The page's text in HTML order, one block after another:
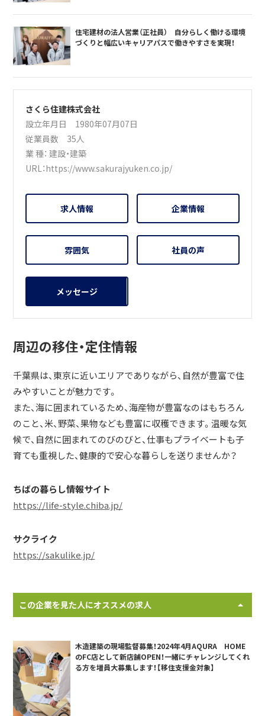
住宅建材の法人営業（正社員） 自分らしく働ける環境
づくりと幅広いキャリアパスで働きやすさを実現！
さくら住建株式会社
設立年月日 1980年07月07日
従業員数 35人
業 種：建設・建築
URL：https://www.sakurajyuken.co.jp/
求人情報 企業情報
雰囲気 社員の声
メッセージ
周辺の移住・定住情報
千葉県は、東京に近いエリアでありながら、自然が豊富で住
みやすいことが魅力です。
また、海に囲まれているため、海産物が豊富なのはもちろん
のこと、米、野菜、果物なども豊富に収穫できます。温暖な気
候で、自然に囲まれてのびのびと、仕事もプライベートも子
育ても重視した、健康的で安心な暮らしを送りませんか？
ちばの暮らし情報サイト
https://life-style.chiba.jp/
サクライク
https://sakulike.jp/
この企業を見た人にオススメの求人
木造建築の現場監督募集！2024年4月AQURA HOME
のFC店として新店舗OPEN！一緒にチャレンジしてくれ
る方を増員大募集します！【移住支援金対象】